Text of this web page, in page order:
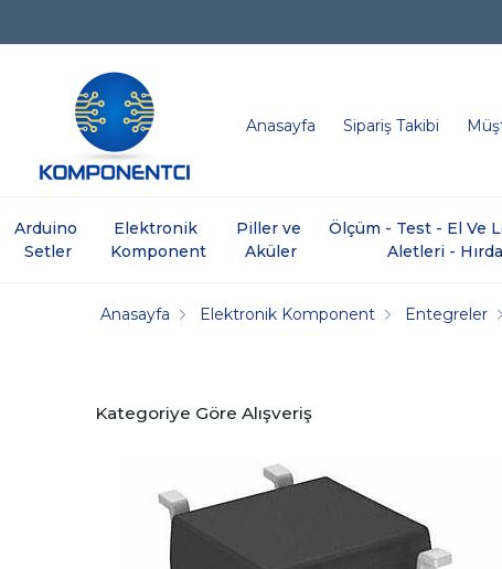
Anasayfa Sipariş Takibi
Arduino
Setler
Elektronik
Komponent
Piller ve
Aküler
Ölçüm - Test - El Ve
Aletleri -
Anasayfa Elektronik Komponent Entegreler
Kategoriye Göre Alışveriş